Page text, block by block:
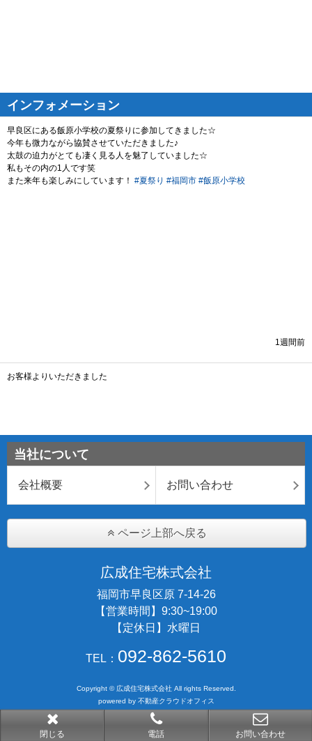
閉じる 電話 お問い合わせ
インフォメーション
当社について
会社概要 お問い合わせ
ページ上部へ戻る
広成住宅株式会社
福岡市早良区原 7-14-26
【営業時間】9:30~19:00
【定休日】水曜日
TEL： 092-862-5610
Copyright © 広成住宅株式会社 All rights Reserved.
powered by 不動産クラウドオフィス